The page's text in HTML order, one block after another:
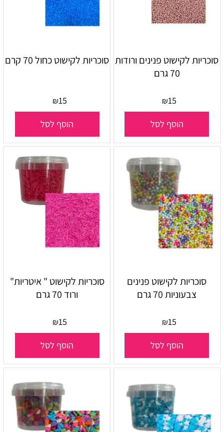
סוכריות לקישוט פנינים ורודות
70 גרם
₪15
הוסף לסל
סוכריות לקישוט כחול 70 קרם
₪15
הוסף לסל
סוכריות לקישוט פנינים
צבעוניות 70 גרם
₪15
הוסף לסל
סוכריות לקישוט " איטריות"
ורוד 70 גרם
₪15
הוסף לסל